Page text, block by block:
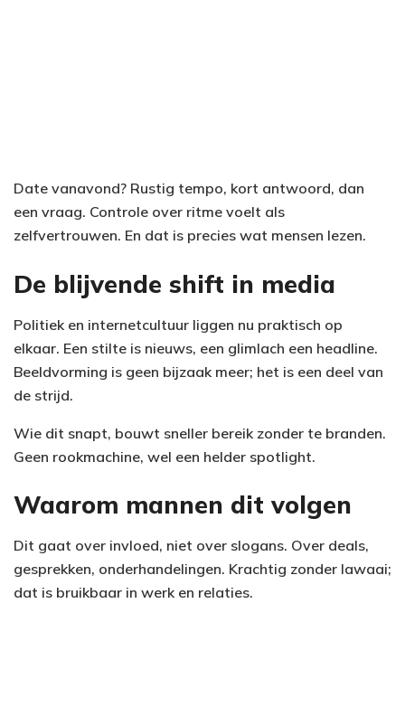
Date vanavond? Rustig tempo, kort antwoord, dan
een vraag. Controle over ritme voelt als
zelfvertrouwen. En dat is precies wat mensen lezen.
De blijvende shift in media
Politiek en internetcultuur liggen nu praktisch op
elkaar. Een stilte is nieuws, een glimlach een headline.
Beeldvorming is geen bijzaak meer; het is een deel van
de strijd.
Wie dit snapt, bouwt sneller bereik zonder te branden.
Geen rookmachine, wel een helder spotlight.
Waarom mannen dit volgen
Dit gaat over invloed, niet over slogans. Over deals,
gesprekken, onderhandelingen. Krachtig zonder lawaai;
dat is bruikbaar in werk en relaties.